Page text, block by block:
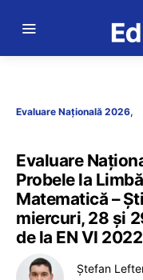
Evaluare Națională 2026
Evaluare
Probele la
Matematică –
miercuri, 28 și
de la EN VI 2022
Ștefan